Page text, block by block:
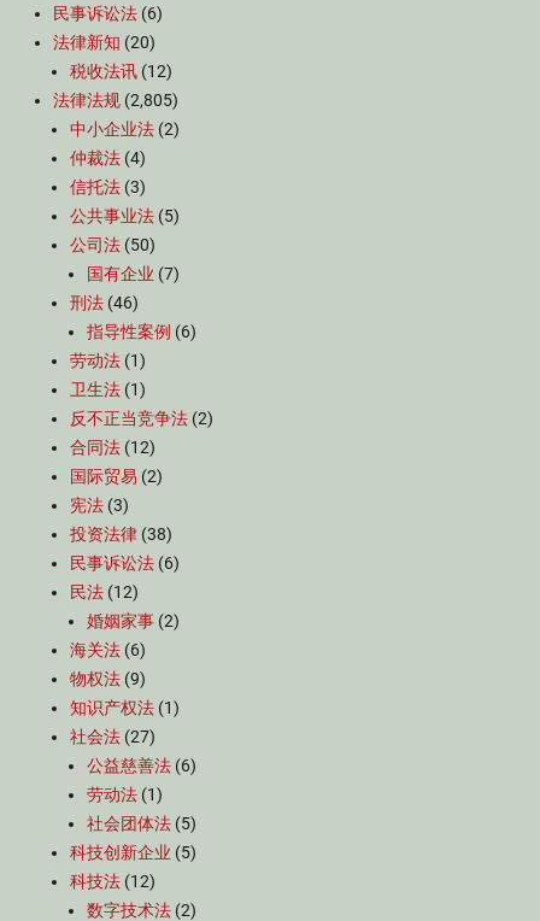
民事诉讼法 (6)
法律新知 (20)
税收法讯 (12)
法律法规 (2,805)
中小企业法 (2)
仲裁法 (4)
信托法 (3)
公共事业法 (5)
公司法 (50)
国有企业 (7)
刑法 (46)
指导性案例 (6)
劳动法 (1)
卫生法 (1)
反不正当竞争法 (2)
合同法 (12)
国际贸易 (2)
宪法 (3)
投资法律 (38)
民事诉讼法 (6)
民法 (12)
婚姻家事 (2)
海关法 (6)
物权法 (9)
知识产权法 (1)
社会法 (27)
公益慈善法 (6)
劳动法 (1)
社会团体法 (5)
科技创新企业 (5)
科技法 (12)
数字技术法 (2)